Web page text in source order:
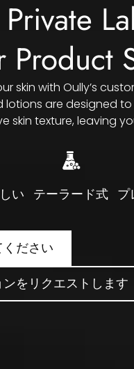
Private
Product
skin with Oully’s
lotions are designed
skin texture, leaving
い テーラード式 プ
ださい
をリクエストします